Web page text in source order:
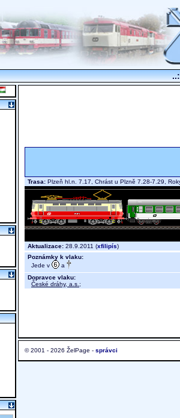
Trasa: Plzeň hl.n. 7.17, Chrást u Plzně 7.28-7.29,
Aktualizace: 28.9.2011 (xfilipís)
Poznámky k vlaku:
Jede v
a
Dopravce vlaku:
České dráhy, a.s. ;
© 2001 - 2026 ŽelPage - správci